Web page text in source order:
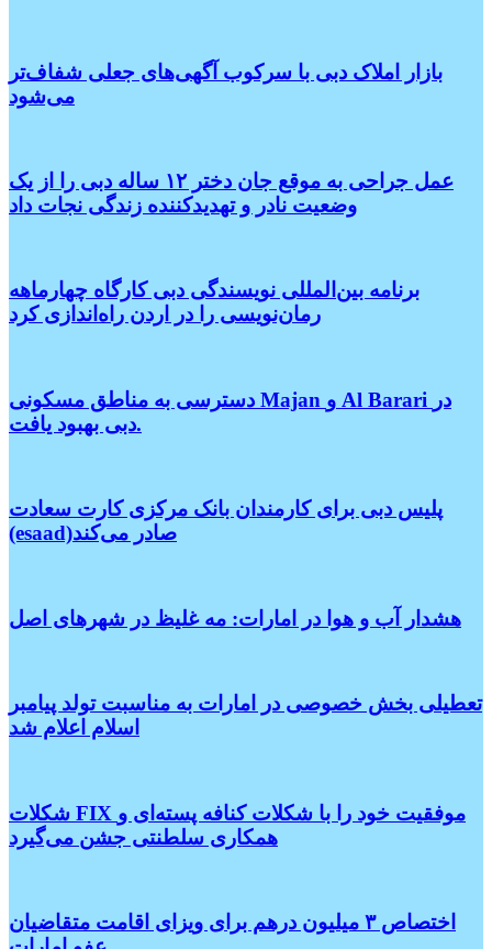
بازار املاک دبی با سرکوب آگهی‌های جعلی شفاف‌تر
می‌شود
عمل جراحی به موقع جان دختر ۱۲ ساله دبی را از یک
وضعیت نادر و تهدیدکننده زندگی نجات داد
برنامه بین‌المللی نویسندگی دبی کارگاه چهارماهه
رمان‌نویسی را در اردن راه‌اندازی کرد
دسترسی به مناطق مسکونی Majan و Al Barari در
دبی بهبود یافت.
پلیس دبی برای کارمندان بانک مرکزی کارت سعادت
(esaad)صادر می‌کند
هشدار آب و هوا در امارات: مه غلیظ در شهرهای اصل
تعطیلی بخش خصوصی در امارات به مناسبت تولد پیامبر
اسلام اعلام شد
شکلات FIX موفقیت خود را با شکلات کنافه پسته‌ای و
همکاری سلطنتی جشن می‌گیرد
اختصاص ۳ میلیون درهم برای ویزای اقامت متقاضیان